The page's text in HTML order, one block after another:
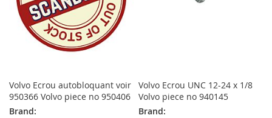
Volvo Ecrou autobloquant voir
950366 Volvo piece no 950406
Brand:
Volvo Ecrou UNC 12-24 x 1/8
Volvo piece no 940145
Brand: